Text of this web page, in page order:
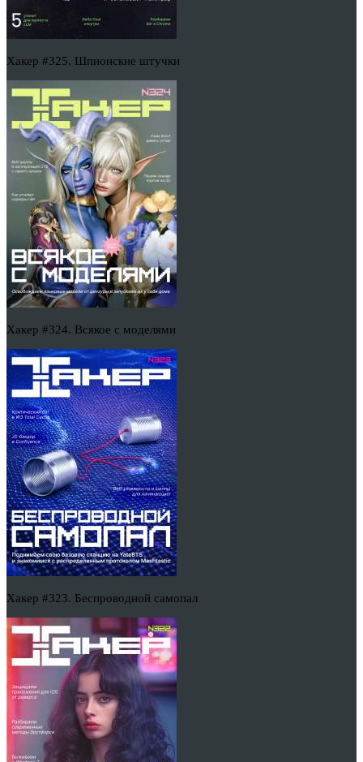
Хакер #325. Шпионские штучки
Хакер #324. Всякое с моделями
Хакер #323. Беспроводной самопал